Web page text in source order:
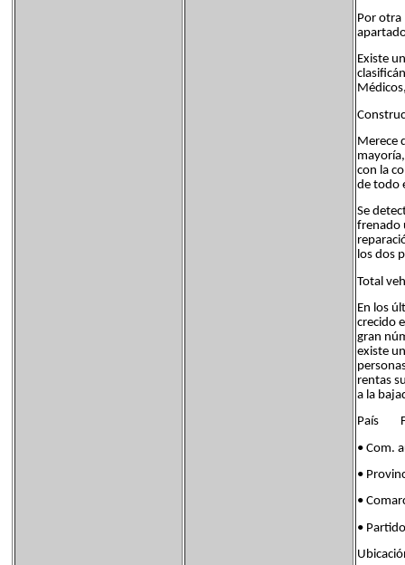
Por otra
Existe
Merece
con la
de todo
Se
frenado
los dos
Total
En los
crecido
gran
existe
rentas
a la
País
• Com.
•
•
•